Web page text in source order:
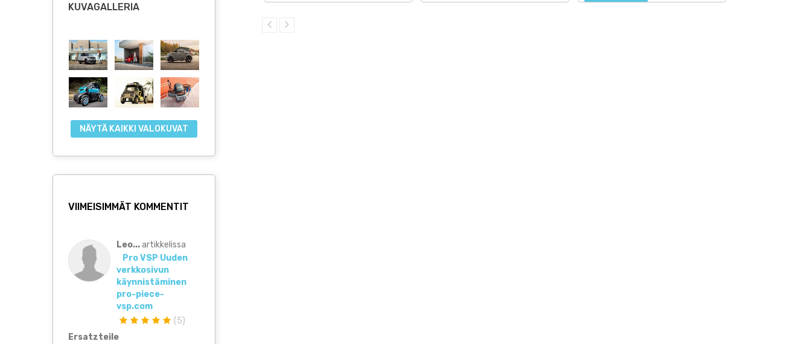
KUVAGALLERIA
NÄYTÄ KAIKKI VALOKUVAT
VIIMEISIMMÄT KOMMENTIT
Leo...artikkelissa
Pro VSP Uuden
verkkosivun
käynnistäminen
pro-piece-
vsp.com
(5)
Ersatzteile